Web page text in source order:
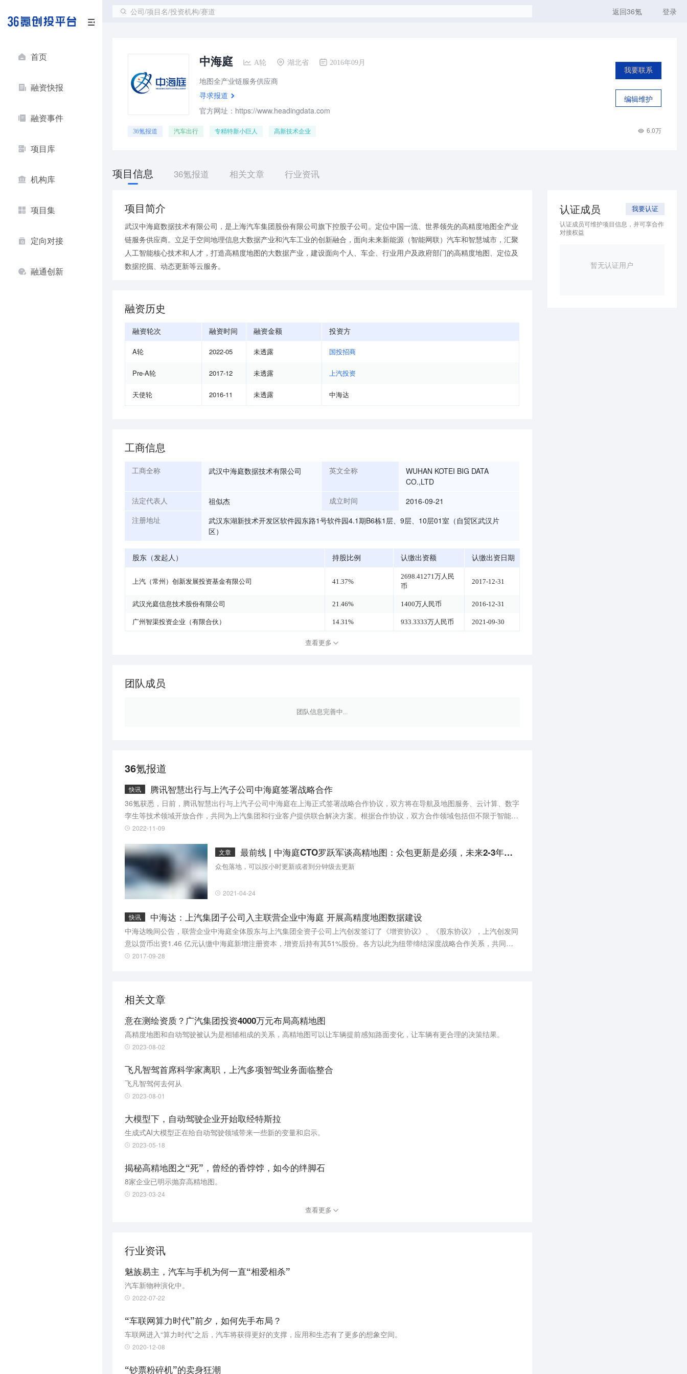
首页
融资快报
融资事件
项目库
机构库
项目集
定向对接
融通创新
公司/项目名/投资机构/赛道 返回36氪 登录
中海庭 A轮 湖北省 2016年09月
地图全产业链服务供应商
寻求报道
官方网址：https://www.headingdata.com
我要联系
编辑维护
36氪报道 汽车出行 专精特新小巨人 高新技术企业 6.0万
项目信息 36氪报道 相关文章 行业资讯
项目简介
武汉中海庭数据技术有限公司，是上海汽车集团股份有限公司旗下控股子公司。定位中国一流、世界领先的高精度地图全产业
链服务供应商。立足于空间地理信息大数据产业和汽车工业的创新融合，面向未来新能源（智能网联）汽车和智慧城市，汇聚
人工智能核心技术和人才，打造高精度地图的大数据产业，建设面向个人、车企、行业用户及政府部门的高精度地图、定位及
数据挖掘、动态更新等云服务。
融资历史
融资轮次 融资时间 融资金额 投资方
A轮 2022-05 未透露 国投招商
Pre-A轮 2017-12 未透露 上汽投资
天使轮 2016-11 未透露 中海达
工商信息
工商全称 武汉中海庭数据技术有限公司 英文全称
WUHAN KOTEI BIG DATA
CO.,LTD
法定代表人 祖似杰 成立时间 2016-09-21
注册地址
武汉东湖新技术开发区软件园东路1号软件园4.1期B6栋1层、9层、10层01室（自贸区武汉片
区）
股东（发起人） 持股比例 认缴出资额 认缴出资日期
上汽（常州）创新发展投资基金有限公司 41.37%
2698.41271万人民
币
2017-12-31
武汉光庭信息技术股份有限公司 21.46% 1400万人民币 2016-12-31
广州智渠投资企业（有限合伙） 14.31% 933.3333万人民币 2021-09-30
查看更多
团队成员
团队信息完善中...
36氪报道
快讯 腾讯智慧出行与上汽子公司中海庭签署战略合作
36氪获悉，日前，腾讯智慧出行与上汽子公司中海庭在上海正式签署战略合作协议，双方将在导航及地图服务、云计算、数字
孪生等技术领域开放合作，共同为上汽集团和行业客户提供联合解决方案。根据合作协议，双方合作领域包括但不限于智能驾
驶数据技术服务、智能座舱导航技术服务、智能汽车云平台、基于数据驱动的云仿真、智慧城市孪生方案以及城市数字交通模
2022-11-09
文章 最前线 | 中海庭CTO罗跃军谈高精地图：众包更新是必须，未来2-3年会落地
众包落地，可以按小时更新或者到分钟级去更新
2021-04-24
快讯 中海达：上汽集团子公司入主联营企业中海庭 开展高精度地图数据建设
中海达晚间公告，联营企业中海庭全体股东与上汽集团全资子公司上汽创发签订了《增资协议》、《股东协议》，上汽创发同
意以货币出资1.46 亿元认缴中海庭新增注册资本，增资后持有其51%股份。各方以此为纽带缔结深度战略合作关系，共同开
展高精度地图数据的建设。将来公司将着力加强与上汽集团等的战略协同，在车载激光雷达、车用RTK、车联网时空数据平台
2017-09-28
相关文章
意在测绘资质？广汽集团投资4000万元布局高精地图
高精度地图和自动驾驶被认为是相辅相成的关系，高精地图可以让车辆提前感知路面变化，让车辆有更合理的决策结果。
2023-08-02
飞凡智驾首席科学家离职，上汽多项智驾业务面临整合
​飞凡智驾何去何从
2023-08-01
大模型下，自动驾驶企业开始取经特斯拉
生成式AI大模型正在给自动驾驶领域带来一些新的变量和启示。
2023-05-18
揭秘高精地图之“死”，曾经的香饽饽，如今的绊脚石
8家企业已明示抛弃高精地图。
2023-03-24
查看更多
行业资讯
魅族易主，汽车与手机为何一直“相爱相杀”
汽车新物种演化中。
2022-07-22
“车联网算力时代”前夕，如何先手布局？
车联网进入“算力时代”之后，汽车将获得更好的支撑，应用和生态有了更多的想象空间。
2020-12-08
“钞票粉碎机”的卖身狂潮
认证成员 我要认证
认证成员可维护项目信息，并可享合作
对接权益
暂无认证用户